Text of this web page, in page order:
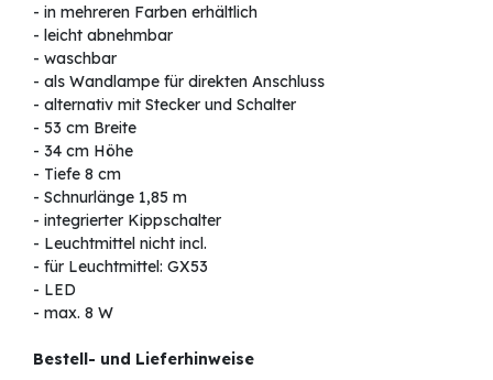
- in mehreren Farben erhältlich
- leicht abnehmbar
- waschbar
- als Wandlampe für direkten Anschluss
- alternativ mit Stecker und Schalter
- 53 cm Breite
- 34 cm Höhe
- Tiefe 8 cm
- Schnurlänge 1,85 m
- integrierter Kippschalter
- Leuchtmittel nicht incl.
- für Leuchtmittel: GX53
- LED
- max. 8 W
Bestell- und Lieferhinweise